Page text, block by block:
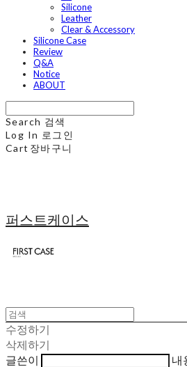
Silicone
Leather
Clear & Accessory
Silicone Case
Review
Q&A
Notice
ABOUT
Search 검색
Log In 로그인
Cart 장바구니
퍼스트케이스
수정하기
삭제하기
글쓴이
내